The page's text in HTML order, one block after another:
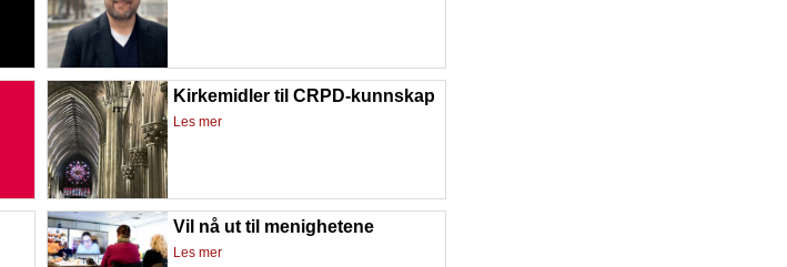
Kirkemidler til CRPD-kunnskap
Les mer
Vil nå ut til menighetene
Les mer